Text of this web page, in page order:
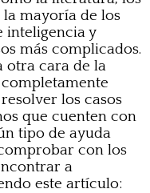
mayoría de los
inteligencia y
más complicados.
otra cara de la
los casos
que cuenten con
tipo de ayuda
con los
a
este artículo: